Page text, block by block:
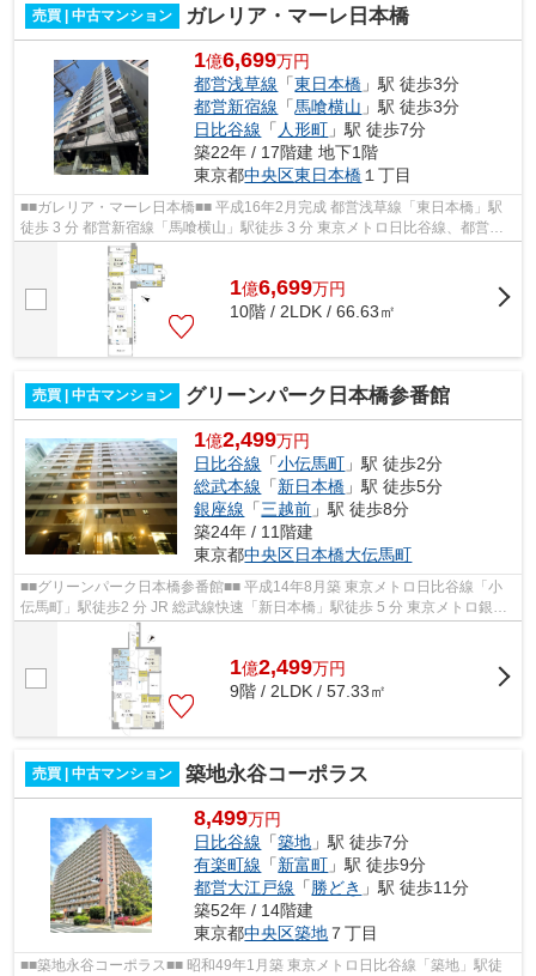
売買 | 中古マンション ガレリア・マーレ日本橋
1億6,699万円
都営浅草線 「東日本橋 」駅 徒歩3分
都営新宿線 「馬喰横山 」駅 徒歩3分
日比谷線 「 人形町 」駅 徒歩7分
築22年 / 17階建 地下1階
東京都中央区東日本橋 １丁目
■■ガレリア・マーレ日本橋■■ 平成16年2月完成 都営浅草線「東日本橋」駅
徒歩 3 分 都営新宿線「馬喰横山」駅徒歩 3 分 東京メトロ日比谷線、都営浅
草線「人形町」駅徒歩7分 フロン...
1億6,699万円
10階 / 2LDK / 66.63㎡
売買 | 中古マンション グリーンパーク日本橋参番館
1億2,499万円
日比谷線 「小伝馬町 」駅 徒歩2分
総武本線 「新日本橋 」駅 徒歩5分
銀座線 「三越前 」駅 徒歩8分
築24年 / 11階建
東京都中央区日本橋大伝馬町
■■グリーンパーク日本橋参番館■■ 平成14年8月築 東京メトロ日比谷線「小
伝馬町」駅徒歩2 分 JR 総武線快速「新日本橋」駅徒歩 5 分 東京メトロ銀座
線、半蔵門線「三越前」駅徒歩 8 ...
1億2,499万円
9階 / 2LDK / 57.33㎡
売買 | 中古マンション 築地永谷コーポラス
8,499万円
日比谷線 「築地 」駅 徒歩7分
有楽町線 「新富町 」駅 徒歩9分
都営大江戸線 「勝どき 」駅 徒歩11分
築52年 / 14階建
東京都中央区築地 ７丁目
■■築地永谷コーポラス■■ 昭和49年1月築 東京メトロ日比谷線「築地」駅徒